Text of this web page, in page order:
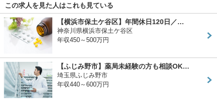
この求人を見た人はこれも見ている
【横浜市保土ケ谷区】年間休日120日／…
神奈川県横浜市保土ケ谷区
年収450～500万円
【ふじみ野市】薬局未経験の方も相談OK…
埼玉県ふじみ野市
年収440～600万円